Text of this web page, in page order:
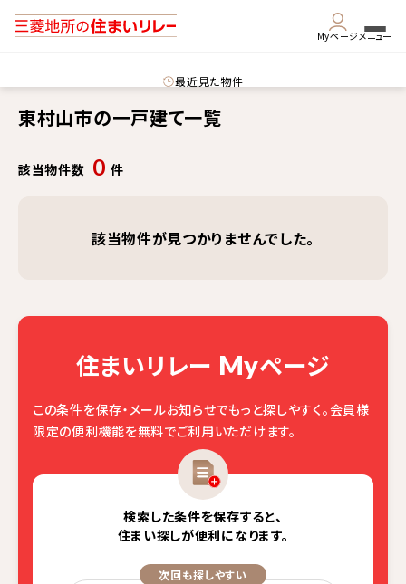
Myページメニュー
最近見た物件
東村山市の一戸建て一覧
該当物件数 0 件
該当物件が見つかりませんでした。
住まいリレー Myページ
この条件を保存・メールお知らせでもっと探しやすく。会員様
限定の便利機能を無料でご利用いただけます。
検索した条件を保存すると、
住まい探しが便利になります。
次回も探しやすい